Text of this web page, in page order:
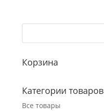
Корзина
Категории товаров
Все товары